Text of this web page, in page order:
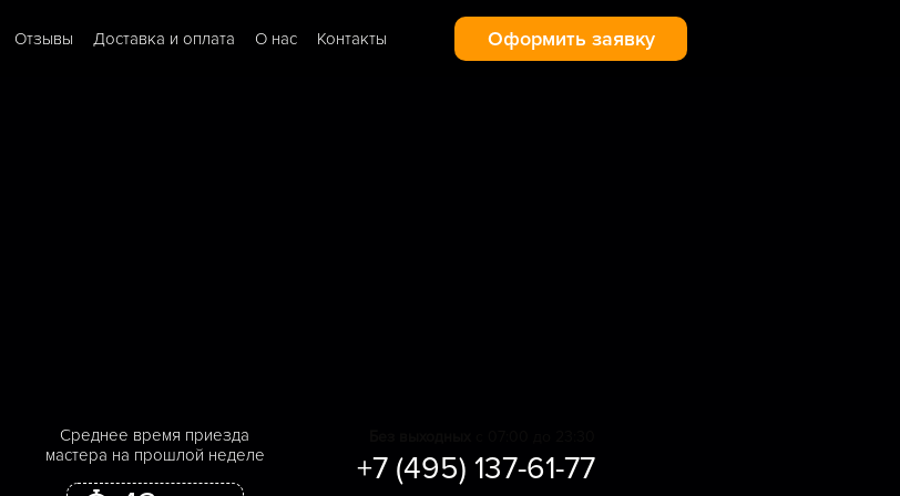
Отзывы Доставка и оплата О нас Контакты Оформить заявку
Cреднее время приезда
мастера на прошлой неделе
+7 (495) 137-61-77